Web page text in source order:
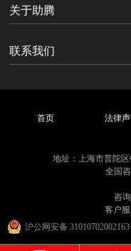
关于助腾
联系我们
首页 法律声
地址：上海市普陀
全国
咨
客户服
沪公网安备